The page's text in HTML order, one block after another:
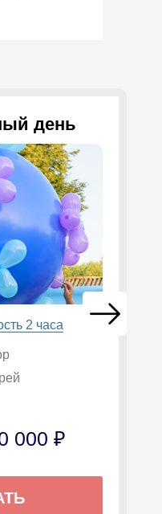
день
2 часа
000 ₽